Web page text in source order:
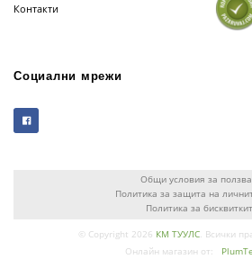
Контакти
Социални мрежи
Общи условия за
Политика за защита на
Политика за
© Copyright 2026 КМ ТУУЛС. Всички
Онлайн магазин от: